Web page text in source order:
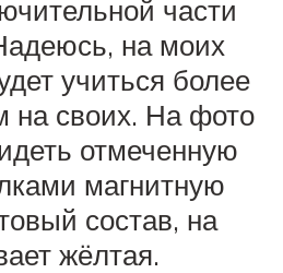
части
на моих
учиться более
на своих. На фото
отмеченную
магнитную
состав, на
жёлтая.